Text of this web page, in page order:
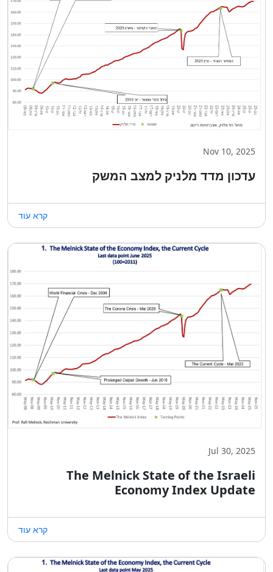
Nov 10, 2025
עדכון מדד מלניק למצב המשק
קרא עוד
Jul 30, 2025
The Melnick State of the Israeli
Economy Index Update
קרא עוד